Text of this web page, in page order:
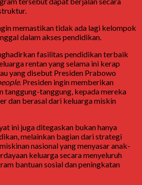
memastikan tidak ada lagi kelompok
dalam akses pendidikan.
fasilitas pendidikan terbaik
rentan yang selama ini kerap
yang disebut Presiden Prabowo
. Presiden ingin memberikan
tanggung-tanggung, kepada mereka
dan berasal dari keluarga miskin
ini juga ditegaskan bukan hanya
melainkan bagian dari strategi
nasional yang menyasar anak-
keluarga secara menyeluruh
bantuan sosial dan peningkatan